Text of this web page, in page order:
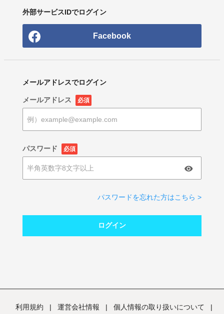
外部サービスIDでログイン
Facebook
メールアドレスでログイン
メールアドレス 必須
パスワード 必須
パスワードを忘れた方はこちら >
ログイン
利用規約 | 運営会社情報 | 個人情報の取り扱いについて |